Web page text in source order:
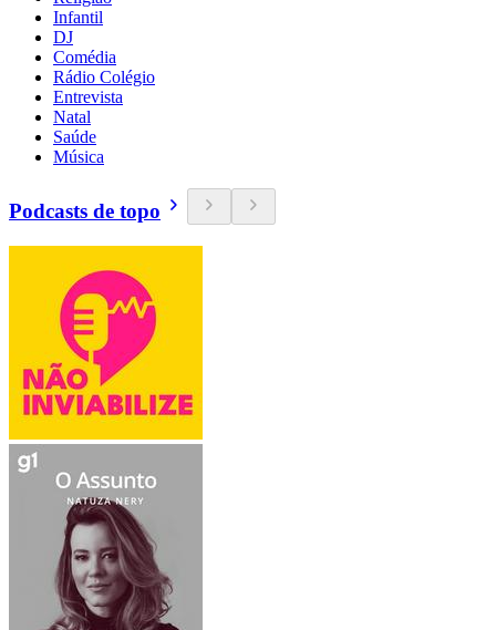
Infantil
DJ
Comédia
Rádio Colégio
Entrevista
Natal
Saúde
Música
Podcasts de topo